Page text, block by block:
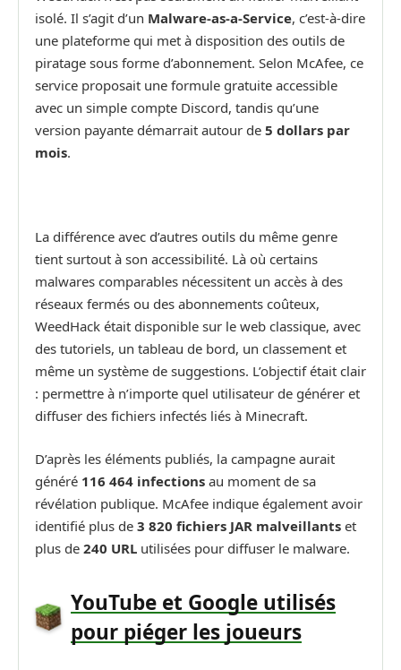
isolé. Il s’agit d’un Malware-as-a-Service, c’est-à-dire
une plateforme qui met à disposition des outils de
piratage sous forme d’abonnement. Selon McAfee, ce
service proposait une formule gratuite accessible
avec un simple compte Discord, tandis qu’une
version payante démarrait autour de 5 dollars par
mois.
La différence avec d’autres outils du même genre
tient surtout à son accessibilité. Là où certains
malwares comparables nécessitent un accès à des
réseaux fermés ou des abonnements coûteux,
WeedHack était disponible sur le web classique, avec
des tutoriels, un tableau de bord, un classement et
même un système de suggestions. L’objectif était clair
: permettre à n’importe quel utilisateur de générer et
diffuser des fichiers infectés liés à Minecraft.
D’après les éléments publiés, la campagne aurait
généré 116 464 infections au moment de sa
révélation publique. McAfee indique également avoir
identifié plus de 3 820 fichiers JAR malveillants et
plus de 240 URL utilisées pour diffuser le malware.
YouTube et Google utilisés
pour piéger les joueurs